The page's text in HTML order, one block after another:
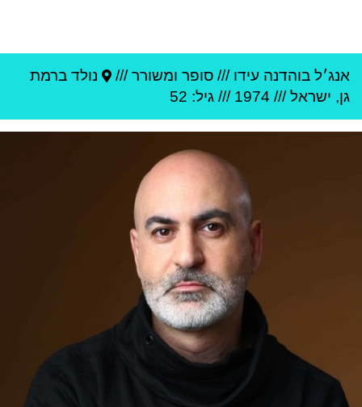
אנג׳ל בוהדנה עידו /// סופר ומשורר /// נולד ברמת
גן, ישראל///
1974 /// גיל: 52